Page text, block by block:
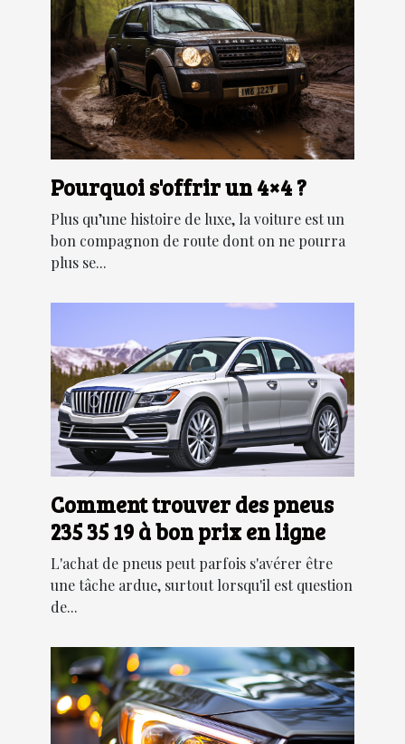
Pourquoi s'offrir un 4×4 ?
Plus qu’une histoire de luxe, la voiture est un
bon compagnon de route dont on ne pourra
plus se...
Comment trouver des pneus
235 35 19 à bon prix en ligne
L'achat de pneus peut parfois s'avérer être
une tâche ardue, surtout lorsqu'il est question
de...